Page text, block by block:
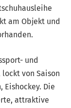
am Objekt und
und
von Saison
Eishockey. Die
attraktive